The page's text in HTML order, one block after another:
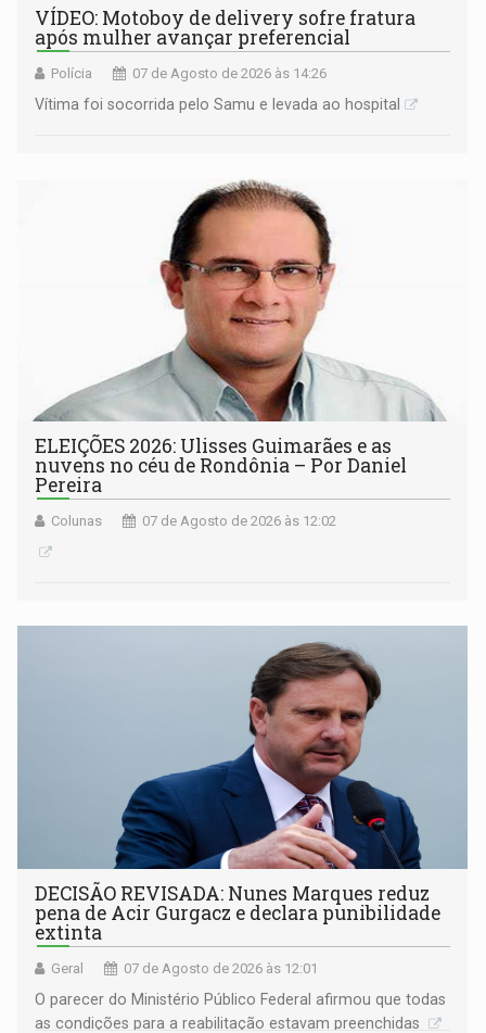
VÍDEO: Motoboy de delivery sofre fratura
após mulher avançar preferencial
Polícia 07 de Agosto de 2026 às 14:26
Vítima foi socorrida pelo Samu e levada ao hospital
ELEIÇÕES 2026: Ulisses Guimarães e as
nuvens no céu de Rondônia – Por Daniel
Pereira
Colunas 07 de Agosto de 2026 às 12:02
DECISÃO REVISADA: Nunes Marques reduz
pena de Acir Gurgacz e declara punibilidade
extinta
Geral 07 de Agosto de 2026 às 12:01
O parecer do Ministério Público Federal afirmou que todas
as condições para a reabilitação estavam preenchidas